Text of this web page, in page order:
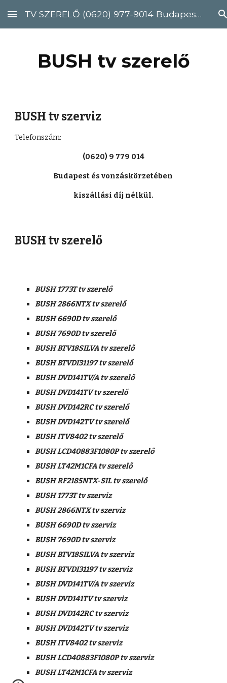
Skip to main content Skip to navigation
TV SZERELŐ (0620) 977-9014 Budapest, Pest megye
BUSH tv szerelő
BUSH tv szerviz
Telefonszám:
(0620) 9 779 014
Budapest és vonzáskörzetében
kiszállási díj nélkül.
BUSH tv szerelő
BUSH 1773T tv szerelő
BUSH 2866NTX tv szerelő
BUSH 6690D tv szerelő
BUSH 7690D tv szerelő
BUSH BTV18SILVA tv szerelő
BUSH BTVDI31197 tv szerelő
BUSH DVD141TV/A tv szerelő
BUSH DVD141TV tv szerelő
BUSH DVD142RC tv szerelő
BUSH DVD142TV tv szerelő
BUSH ITV8402 tv szerelő
BUSH LCD40883F1080P tv szerelő
BUSH LT42M1CFA tv szerelő
BUSH RF2185NTX-SIL tv szerelő
BUSH 1773T tv szerviz
BUSH 2866NTX tv szerviz
BUSH 6690D tv szerviz
BUSH 7690D tv szerviz
BUSH BTV18SILVA tv szerviz
BUSH BTVDI31197 tv szerviz
BUSH DVD141TV/A tv szerviz
BUSH DVD141TV tv szerviz
BUSH DVD142RC tv szerviz
BUSH DVD142TV tv szerviz
BUSH ITV8402 tv szerviz
BUSH LCD40883F1080P tv szerviz
BUSH LT42M1CFA tv szerviz